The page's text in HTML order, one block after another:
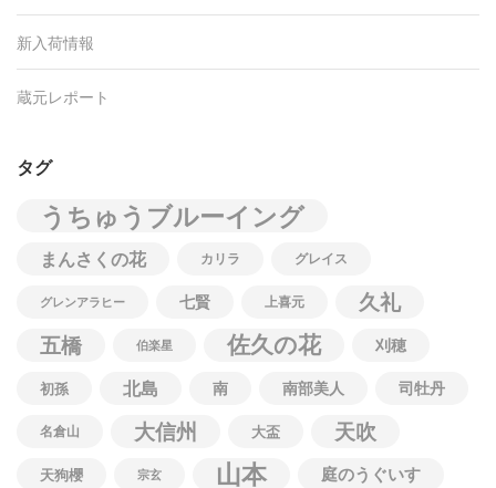
新入荷情報
蔵元レポート
タグ
うちゅうブルーイング
まんさくの花 カリラ グレイス
グレンアラヒー 七賢 上喜元
久礼
五橋
伯楽星 佐久の花 刈穂
初孫 北島 南 南部美人 司牡丹
名倉山 大信州 大盃 天吹
天狗櫻 宗玄 山本 庭のうぐいす